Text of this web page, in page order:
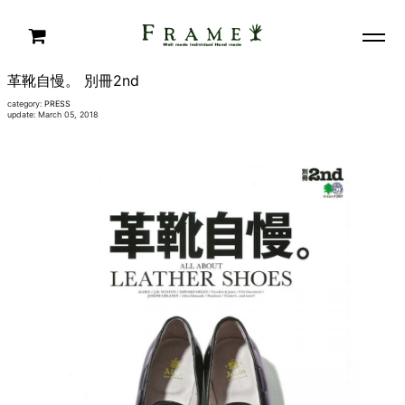
革靴自慢。 別冊2nd
category: PRESS
update: March 05, 2018